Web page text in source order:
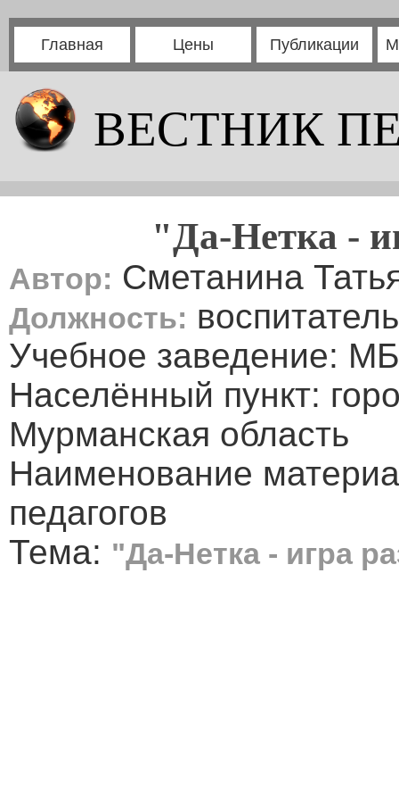
Главная Цены Публикации
ВЕСТНИК
"Да-Нетка -
Автор: Сметанина
Должность: воспитатель
Учебное заведение:
Населённый пункт:
Мурманская область
Наименование
педагогов
Тема: "Да-Нетка - игра